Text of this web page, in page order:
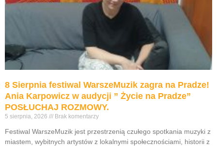
8 Sierpnia festiwal WarszeMuzik zagra na Pradze!
Ania Karpowicz w audycji ” Życie na Pradze”
POSŁUCHAJ ROZMOWY.
5 sierpnia, 2026 Brak komentarzy
Festiwal WarszeMuzik jest przestrzenią czułego spotkania muzyki z
miastem, wybitnych artystów z lokalnymi społecznościami, historii z